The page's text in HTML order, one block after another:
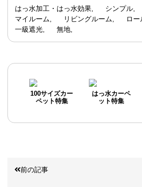
はっ水加工・はっ水効果 シンプル
マイルーム
リビングルーム
ロ
一級遮光
無地
100サイズカー
ペット特集
はっ水カーペ
ット特集
前の記事